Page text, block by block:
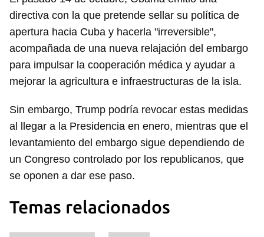
iniciar sesión con tu cuenta de 14ymedio.
INICIAR SESIÓN CANCELAR
directiva con la que pretende sellar su política de
apertura hacia Cuba y hacerla "irreversible",
acompañada de una nueva relajación del embargo
para impulsar la cooperación médica y ayudar a
mejorar la agricultura e infraestructuras de la isla.
Sin embargo, Trump podría revocar estas medidas
al llegar a la Presidencia en enero, mientras que el
levantamiento del embargo sigue dependiendo de
un Congreso controlado por los republicanos, que
se oponen a dar ese paso.
Temas relacionados